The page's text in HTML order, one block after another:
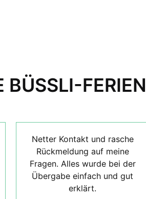
BÜSSLI-FERIEN
Netter Kontakt und rasche
Rückmeldung auf meine
Fragen. Alles wurde bei der
Übergabe einfach und gut
erklärt.